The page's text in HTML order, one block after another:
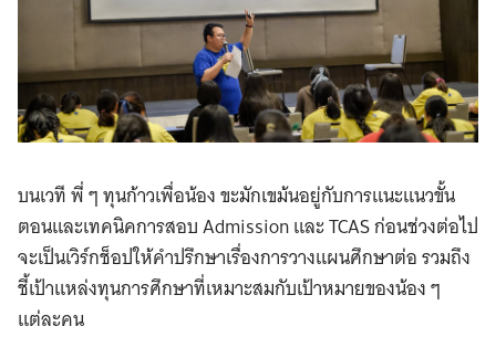
บนเวที พี่ ๆ ทุนก้าวเพื่อน้อง ขะมักเขม้นอยู่กับการแนะแนวขั้น
ตอนและเทคนิคการสอบ Admission และ TCAS ก่อนช่วงต่อไป
จะเป็นเวิร์กช็อปให้คำปรึกษาเรื่องการวางแผนศึกษาต่อ รวมถึง
ชี้เป้าแหล่งทุนการศึกษาที่เหมาะสมกับเป้าหมายของน้อง ๆ
แต่ละคน